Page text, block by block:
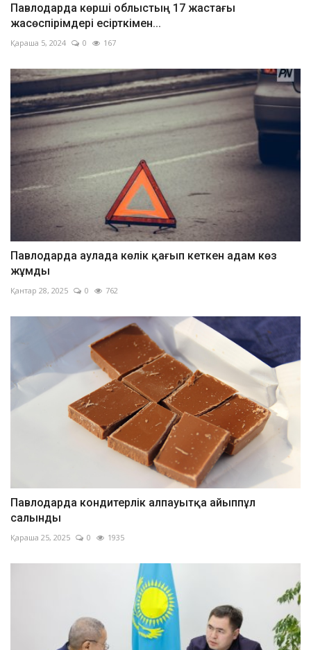
Павлодарда көрші облыстың 17 жастағы
жасөспірімдері есірткімен...
Қараша 5, 2024 0 167
Павлодарда аулада көлік қағып кеткен адам көз
жұмды
Қантар 28, 2025 0 762
Павлодарда кондитерлік алпауытқа айыппұл
салынды
Қараша 25, 2025 0 1935